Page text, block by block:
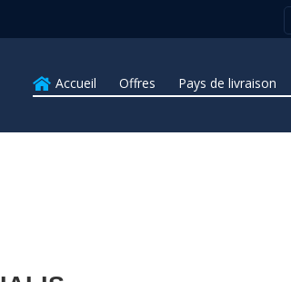
Accueil Offres Pays de livraison